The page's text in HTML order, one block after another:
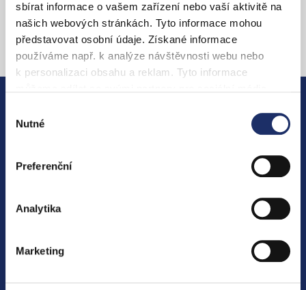
sbírat informace o vašem zařízení nebo vaší aktivitě na
našich webových stránkách. Tyto informace mohou
představovat osobní údaje. Získané informace
používáme např. k analýze návštěvnosti webu nebo
k personalizaci obsahu a reklam. Tyto informace
s dalšími informacemi, které jste jim poskytli nebo které
získali v důsledku toho, že používáte jejich služby. Jaké
typy cookies používáme, naleznete níže v přehledné
tabulce. Možnosti zpracování upravíte zaškrtnutím
zápatí stránky v „Nastavení cookies“.
souhlasu
Nutné
Preferenční
Analytika
Marketing
Podívejte se dále…
Zobrazit více chevron_right
ELEKTŘINA
Obchodní podmínky